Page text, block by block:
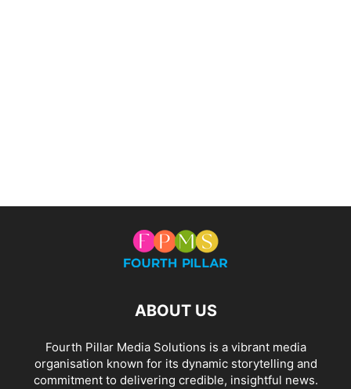
ABOUT US
Fourth Pillar Media Solutions is a vibrant media
organisation known for its dynamic storytelling and
commitment to delivering credible, insightful news.